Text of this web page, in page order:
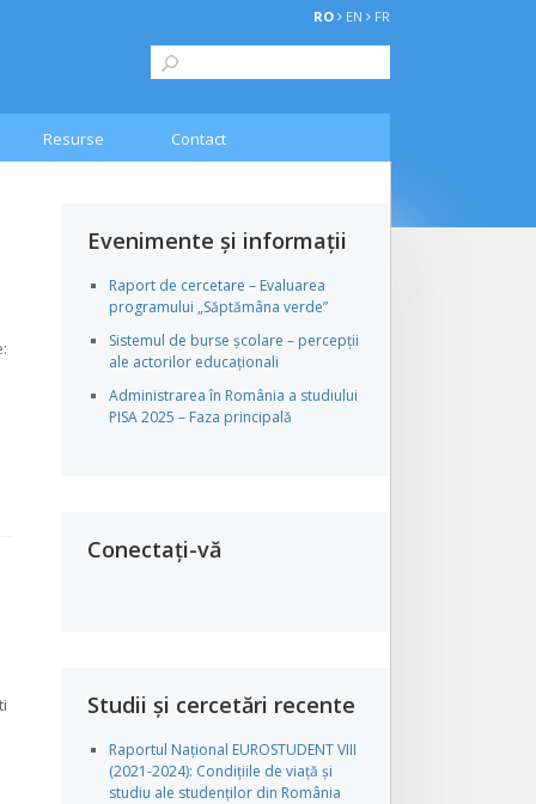
RO EN FR
Resurse Contact
Evenimente și informații
Raport de cercetare – Evaluarea
programului „Săptămâna verde”
Sistemul de burse școlare – percepții
ale actorilor educaționali
Administrarea în România a studiului
PISA 2025 – Faza principală
Conectați-vă
Studii și cercetări recente
Raportul Național EUROSTUDENT VIII
(2021-2024): Condițiile de viață și
studiu ale studenților din România